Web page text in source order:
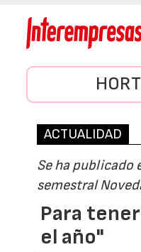
ACTUALIDAD
Se ha publicado
semestral
Para
el año"